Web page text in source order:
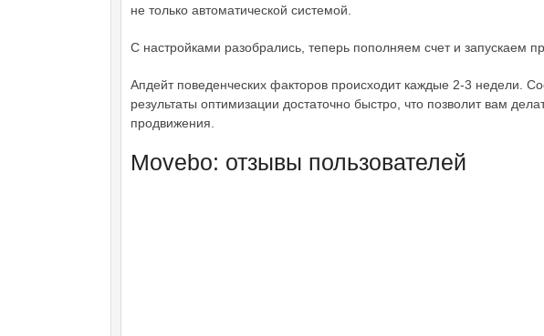
не только автоматической системой.
С настройками разобрались, теперь пополняем счет и запускаем
Апдейт поведенческих факторов происходит каждые 2-3 недели.
результаты оптимизации достаточно быстро, что позволит вам
продвижения.
Movebo: отзывы пользователей